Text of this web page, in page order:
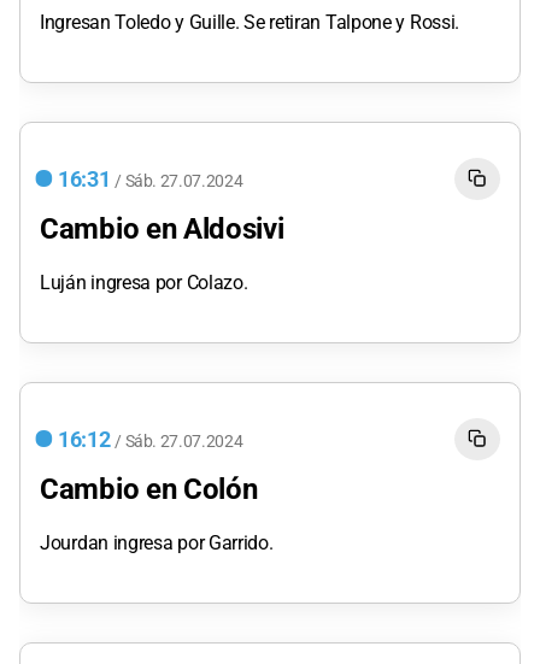
Ingresan Toledo y Guille. Se retiran Talpone y Rossi.
16:31 / Sáb. 27.07.2024
Cambio en Aldosivi
Luján ingresa por Colazo.
16:12 / Sáb. 27.07.2024
Cambio en Colón
Jourdan ingresa por Garrido.